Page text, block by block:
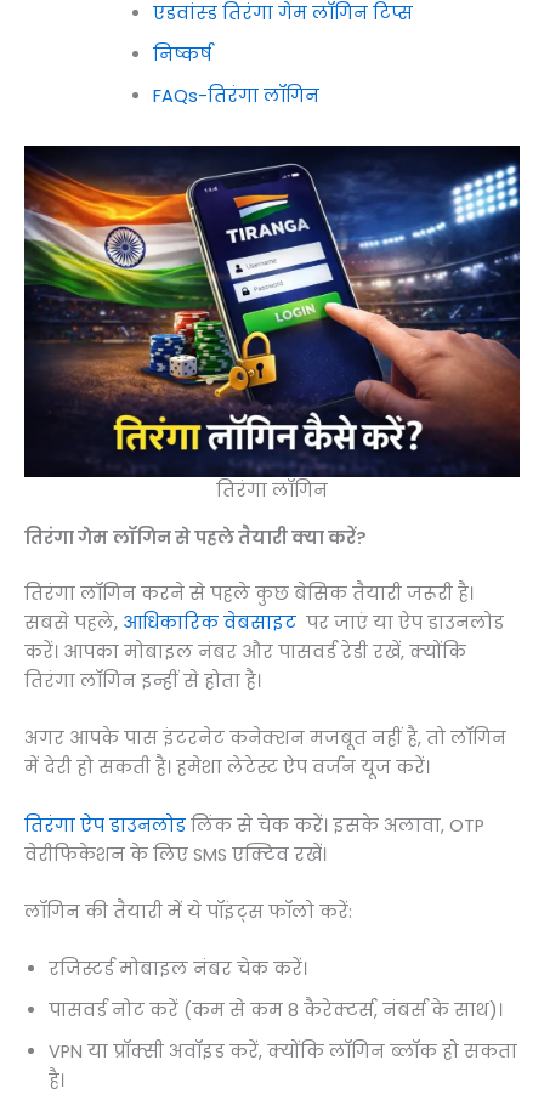
एडवांस्ड तिरंगा गेम लॉगिन टिप्स
निष्कर्ष
FAQs-तिरंगा लॉगिन
तिरंगा लॉगिन
तिरंगा गेम लॉगिन से पहले तैयारी क्या करें?
तिरंगा लॉगिन करने से पहले कुछ बेसिक तैयारी जरूरी है।
सबसे पहले, आधिकारिक वेबसाइट पर जाएं या ऐप डाउनलोड
करें। आपका मोबाइल नंबर और पासवर्ड रेडी रखें, क्योंकि
तिरंगा लॉगिन इन्हीं से होता है।
अगर आपके पास इंटरनेट कनेक्शन मजबूत नहीं है, तो लॉगिन
में देरी हो सकती है। हमेशा लेटेस्ट ऐप वर्जन यूज करें।
तिरंगा ऐप डाउनलोड लिंक से चेक करें। इसके अलावा, OTP
वेरीफिकेशन के लिए SMS एक्टिव रखें।
लॉगिन की तैयारी में ये पॉइंट्स फॉलो करें:
रजिस्टर्ड मोबाइल नंबर चेक करें।
पासवर्ड नोट करें (कम से कम 8 कैरेक्टर्स, नंबर्स के साथ)।
VPN या प्रॉक्सी अवॉइड करें, क्योंकि लॉगिन ब्लॉक हो सकता
है।